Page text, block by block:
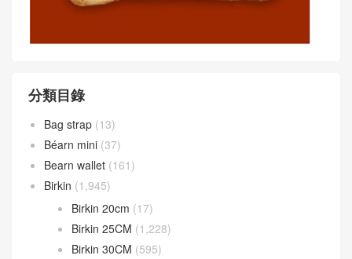
分類目錄
Bag strap(13)
Béarn mini(37)